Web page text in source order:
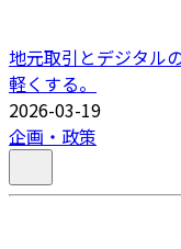
地元取引とデジタル
軽くする。
2026-03-19
企画・政策